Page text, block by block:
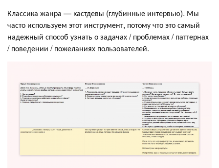
Классика жанра — кастдевы (глубинные интервью). Мы
часто используем этот инструмент, потому что это самый
надежный способ узнать о задачах / проблемах / паттернах
/ поведении / пожеланиях пользователей.